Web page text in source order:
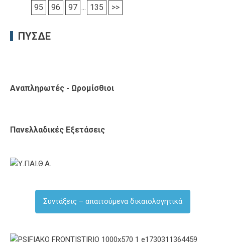
95
96 97 ... 135 >>
ΠΥΣΔΕ
Αναπληρωτές - Ωρομίσθιοι
Πανελλαδικές Εξετάσεις
Συντάξεις – απαιτούμενα δικαιολογητικά